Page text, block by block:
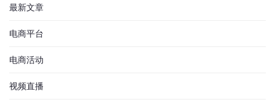
最新文章
电商平台
电商活动
视频直播